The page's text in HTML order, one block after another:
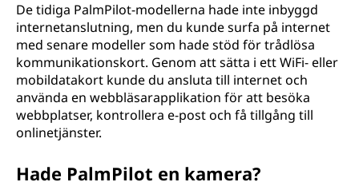
De tidiga PalmPilot-modellerna hade inte inbyggd
internetanslutning, men du kunde surfa på internet
med senare modeller som hade stöd för trådlösa
kommunikationskort. Genom att sätta i ett WiFi- eller
mobildatakort kunde du ansluta till internet och
använda en webbläsarapplikation för att besöka
webbplatser, kontrollera e-post och få tillgång till
onlinetjänster.
Hade PalmPilot en kamera?